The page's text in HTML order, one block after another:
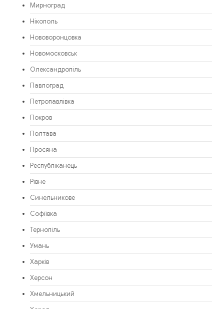
Мирноград
Нікополь
Нововоронцовка
Новомосковськ
Олександропіль
Павлоград
Петропавлівка
Покров
Полтава
Просяна
Республіканець
Рівне
Синельникове
Софіївка
Тернопіль
Умань
Харків
Херсон
Хмельницький